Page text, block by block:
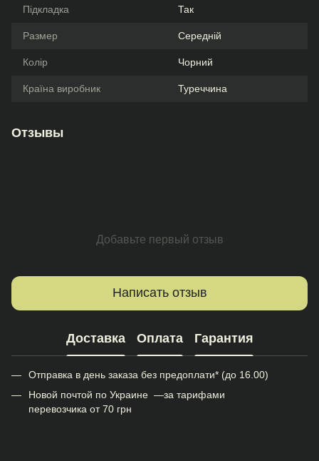
Підкладка Так
Размер Середній
Колір Чорний
Країна виробник Туреччина
Отзывы
Добавьте первый отзыв
Написать отзыв
Доставка Оплата Гарантия
Отправка в день заказа без предоплати* (до 16.00)
Новой почтой по Украине —за тарифами
перевозчика от 70 грн